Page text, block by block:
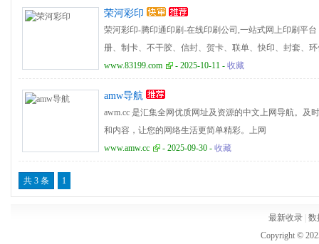
荣河彩印
荣河彩印-腾印通印刷-在线印刷公司,一站式网上印刷平
册、制卡、不干胶、信封、贺卡、联单、快印、封套、
服务。
www.83199.com - 2025-10-11 - 收藏
amw导航
awm.cc 是汇集全网优质网址及资源的中文上网导航。及
和内容，让您的网络生活更简单精彩。上网
www.amw.cc
- 2025-09-30 - 收藏
共 3 条 1
最新收录| 数
Copyright ©